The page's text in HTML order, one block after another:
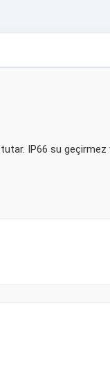
tutar. IP66 su geçirmez